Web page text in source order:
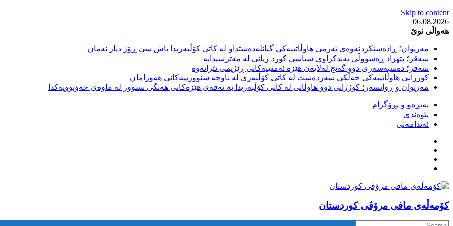
Skip to content
06.08.2026
هەواڵی نوێ
مەریوان؛ ڕادەستکردنەوەی تەرمی هاوڵاتییەکی گیانلەدەستداو لە کاتی کۆڵبەریدا پاش سێ ڕۆژ دیار نەمان
سەقز؛ بێهزاد ڕەسووڵی بەندکراوی سیاسی کورد ژیانی لە مەترسیدایە
سەقز؛ دەسبەسەری دوو گەنج لەلایەن هێزە ئەمنییەکانی ڕێژیمی ئێرانەوە
کوژرانی هاوڵاتییەکی خەڵکی سەردەشت لە کاتی کۆڵبەری لە ناوچە سنوورییەکانی هەورامان
مەریوان و ڕوانسەر؛ کوژرانی دوو هاوڵاتی لە کاتی کۆڵبەریدا بە تەقەی هێزەکانی هەنگی سنوور لە ماوەی حەوتوویەکدا
پەیڕەو و پڕۆگرام
پێوەندی
ئەندامەتی
كۆمه‌ڵه‌ی مافی مرۆڤی کوردستان